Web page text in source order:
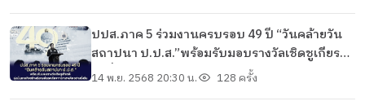
ปปส.ภาค 5 ร่วมงานครบรอบ 49 ปี “วันคล้ายวัน
สถาปนา ป.ป.ส.”พร้อมรับมอบรางวัลเชิดชูเกียรติ
มุ่งมั่นภารกิจสร้างสังคมปลอดภัยจากยาเสพติด
14 พ.ย. 2568 20:30 น. 128 ครั้ง